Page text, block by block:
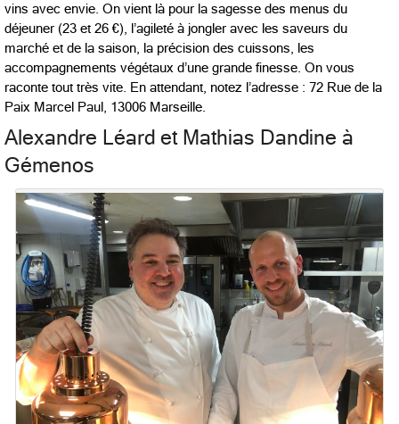
vins avec envie. On vient là pour la sagesse des menus du
déjeuner (23 et 26 €), l’agileté à jongler avec les saveurs du
marché et de la saison, la précision des cuissons, les
accompagnements végétaux d’une grande finesse. On vous
raconte tout très vite. En attendant, notez l’adresse : 72 Rue de la
Paix Marcel Paul, 13006 Marseille.
Alexandre Léard et Mathias Dandine à
Gémenos